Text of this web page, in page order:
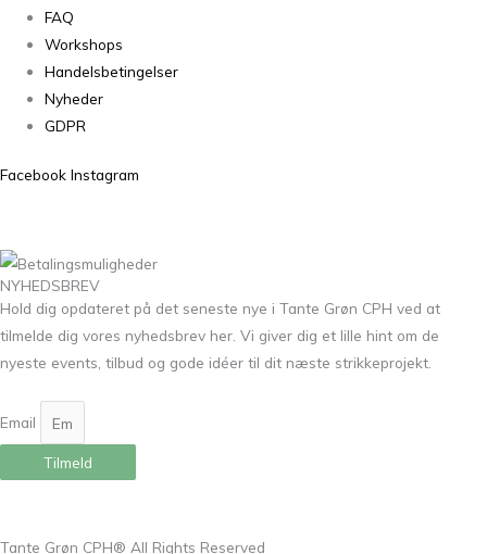
FAQ
Workshops
Handelsbetingelser
Nyheder
GDPR
Facebook Instagram
NYHEDSBREV
Hold dig opdateret på det seneste nye i Tante Grøn CPH ved at
tilmelde dig vores nyhedsbrev her. Vi giver dig et lille hint om de
nyeste events, tilbud og gode idéer til dit næste strikkeprojekt.
Email
Tilmeld
Tante Grøn CPH® All Rights Reserved